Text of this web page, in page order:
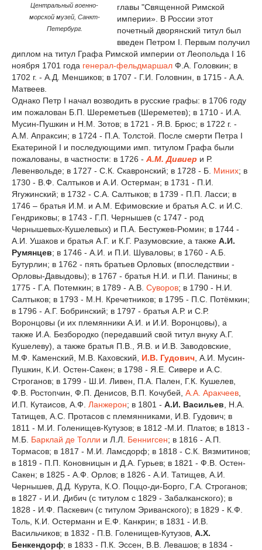
Центральный военно-
морской музей, Санкт-
Петербург.
главы "Священной Римской
империи». В России этот
почетный дворянский титул был
введен Петром I. Первым получил
диплом на титул Графа Римской империи от Леопольда I 16
ноября 1701 года генерал-фельдмаршал Ф.А. Головкин; в
1702 г. - А.Д. Меншиков; в 1707 - Г.И. Головнин, в 1715 - А.А.
Матвеев.
Однако Петр I начал возводить в русские графы: в 1706 году
им пожалован Б.П. Шереметьев (Шереметев); в 1710 - И.А.
Мусин-Пушкин и Н.М. Зотов; в 1721 - Я.В. Брюс; в 1722 г. -
A.M. Апраксин; в 1724 - П.А. Толстой. После смерти Петра I
Екатериной I и последующими имп. титулом Графа были
пожалованы, в частности: в 1726 - A.M. Дивиер и Р.
Левенвольде; в 1727 - С.К. Скавронский; в 1728 - Б. Миних; в
1730 - В.Ф. Салтыков и А.И. Остерман; в 1731 - П.И.
Ягужинский; в 1732 - С.А. Салтыков; в 1739 - П.П. Ласси; в
1746 – братья И.М. и A.M. Ефимовские и братья А.С. и И.С.
Гендриковы; в 1743 - Г.П. Чернышев (с 1747 - род
Чернышевых-Кушелевых) и П.А. Бестужев-Рюмин; в 1744 -
А.И. Ушаков и братья А.Г. и К.Г. Разумовские, а также А.И.
Румянцев; в 1746 - А.И. и П.И. Шуваловы; в 1760 - А.Б.
Бутурлин; в 1762 - пять братьев Орловых (впоследствии -
Орловы-Давыдовы); в 1767 - братья Н.И. и П.И. Панины; в
1775 - Г.А. Потемкин; в 1789 - А.В. Суворов; в 1790 - Н.И.
Салтыков; в 1793 - М.Н. Кречетников; в 1795 - П.С. Потёмкин;
в 1796 - А.Г. Бобринский; в 1797 - братья А.Р. и С.Р.
Воронцовы (и их племянники А.И. и И.И. Воронцовы), а
также И.А. Безбородко (передавший свой титул внуку А.Г.
Кушелеву), а также братья П.В., Я.В. и И.В. Заводовские,
М.Ф. Каменский, М.В. Каховский, И.В. Гудович , А.И. Мусин-
Пушкин, К.И. Остен-Сакен; в 1798 - Я.Е. Сивере и А.С.
Строганов; в 1799 - Ш.И. Ливен, П.А. Пален, Г.К. Кушелев,
Ф.В. Ростопчин, Ф.П. Денисов, В.П. Кочубей, А.А. Аракчеев
И.П. Кутаисов, А.Ф. Ланжерон; в 1801 - А.И. Васильев , Н.А.
Татищев, А.С. Протасов с племянниками, И.В. Гудович; в
1811 - М.И. Голенищев-Кутузов; в 1812 -М.И. Платов; в 1813 -
М.Б. Барклай де Толли и Л.Л. Беннигсен; в 1816 - А.П.
Тормасов; в 1817 - М.И. Ламсдорф; в 1818 - С.К. Вязмитинов;
в 1819 - П.П. Коновницын и Д.А. Гурьев; в 1821 - Ф.В. Остен-
Сакен; в 1825 - А.Ф. Орлов; в 1826 - А.И. Татищев, А.И.
Чернышев, Д.Д. Курута, К.О. Поццо-ди-Борго, Г.А. Строганов;
в 1827 - И.И. Дибич (с титулом с 1829 - Забалканского); в
1828 - И.Ф. Паскевич (с титулом Эриванского); в 1829 - К.Ф.
Толь, К.И. Остерманн и Е.Ф. Канкрин; в 1831 - И.В.
Васильчиков; в 1832 - П.В. Голенищев-Кутузов, А.Х.
Бенкендорф; в 1833 - П.К. Эссен, В.В. Левашов; в 1834 -